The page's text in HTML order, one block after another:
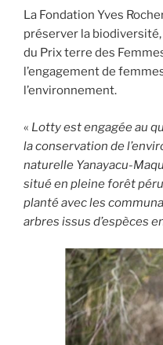
La Fondation Yves
préserver la
du Prix terre des
l’engagement de
l’environnement.
« Lotty est engagée au
la conservation de
naturelle Yanayacu-
situé en pleine forêt
planté avec les
arbres issus d’espèces